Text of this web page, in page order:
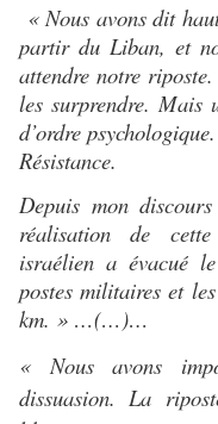
« Nous avons dit
partir du Liban, et
attendre notre
les surprendre. Mais
d’ordre
Résistance.
Depuis mon
réalisation de
israélien a évacué
postes militaires et
km. » …(…)…
« Nous avons
dissuasion. La